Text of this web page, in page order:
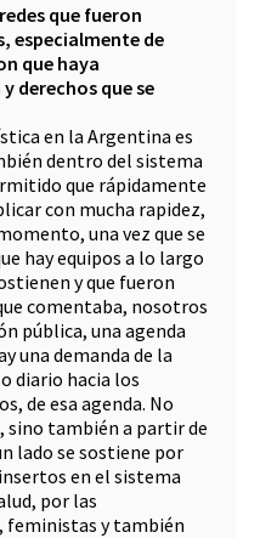
que fueron
especialmente de
que haya
derechos que se
en la Argentina es
dentro del sistema
que rápidamente
con mucha rapidez,
una vez que se
hay equipos a lo largo
y que fueron
comentaba, nosotros
pública, una agenda
una demanda de la
diario hacia los
de esa agenda. No
sino también a partir de
lado se sostiene por
en el sistema
por las
y también